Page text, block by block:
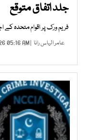
جلد اتفاق متوقع
فریم ورک پر اقوام متحدہ
عامر الیاس رانا | JUL 23, 2026 05:16 AM |